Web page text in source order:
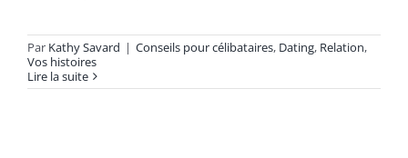
Par Kathy Savard | Conseils pour célibataires, Dating, Relation,
Vos histoires
Lire la suite